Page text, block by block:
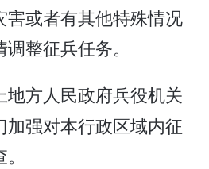
害或者有其他特殊情况
整征兵任务。
方人民政府兵役机关
加强对本行政区域内征